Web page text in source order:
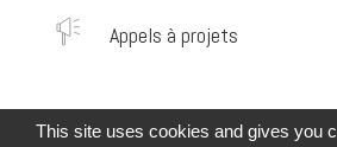
Appels à projets
This site uses cookies and gives you